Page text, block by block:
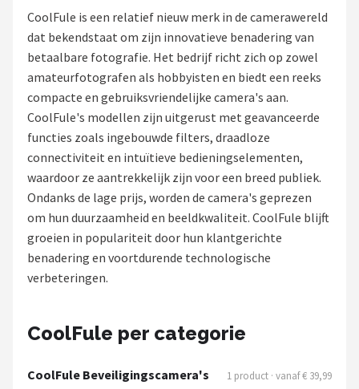
Beveiligingscamera's
Camera Deurbellen
NAS
POPULAIRE MERKEN
Home-Locking
Reolink
EZVIZ
CoolFule is een relatief nieuw merk in de camerawereld
dat bekendstaat om zijn innovatieve benadering van
betaalbare fotografie. Het bedrijf richt zich op zowel
amateurfotografen als hobbyisten en biedt een reeks
compacte en gebruiksvriendelijke camera's aan.
CoolFule's modellen zijn uitgerust met geavanceerde
functies zoals ingebouwde filters, draadloze
connectiviteit en intuïtieve bedieningselementen,
waardoor ze aantrekkelijk zijn voor een breed publiek.
Ondanks de lage prijs, worden de camera's geprezen
om hun duurzaamheid en beeldkwaliteit. CoolFule blijft
groeien in populariteit door hun klantgerichte
benadering en voortdurende technologische
verbeteringen.
CoolFule per categorie
CoolFule Beveiligingscamera's 1 product · vanaf € 39,99